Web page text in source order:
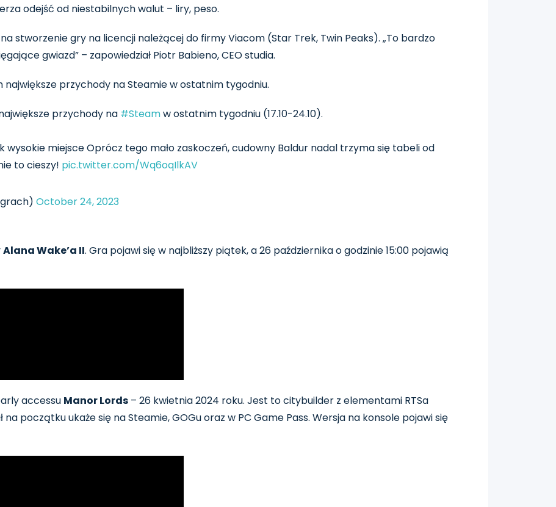
odejść od niestabilnych walut – liry, peso.
stworzenie gry na licencji należącej do firmy Viacom (Star Trek, Twin Peaks). „To bardzo
gwiazd” – zapowiedział Piotr Babieno, CEO studia.
przychody na Steamie w ostatnim tygodniu.
przychody na #Steamw ostatnim tygodniu (17.10-24.10).
wysokie miejsce Oprócz tego mało zaskoczeń, cudowny Baldur nadal trzyma się tabeli od
to cieszy! pic.twitter.com/Wq6oqIlkAV
October 24, 2023
Alana Wake’a II. Gra pojawi się w najbliższy piątek, a 26 października o godzinie 15:00 pojawią
accessu Manor Lords – 26 kwietnia 2024 roku. Jest to citybuilder z elementami RTSa
na początku ukaże się na Steamie, GOGu oraz w PC Game Pass. Wersja na konsole pojawi się